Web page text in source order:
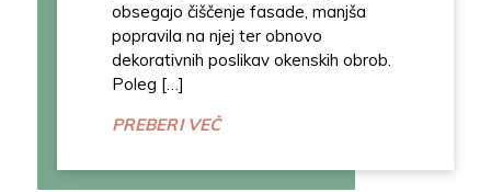
obsegajo čiščenje fasade, manjša
popravila na njej ter obnovo
dekorativnih poslikav okenskih obrob.
Poleg […]
PREBERI VEČ